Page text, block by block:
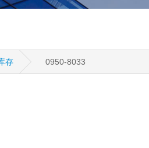
存 0950-8033